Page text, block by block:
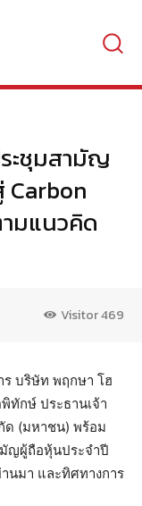
ะชุมสามัญ
Carbon
มแนวคิด
Visitor469
ร บริษัท พฤกษา โฮ
ทักษ์ ประธานเจ้า
ด (มหาชน) พร้อม
ญผู้ถือหุ้นประจำปี
นมา และทิศทางการ